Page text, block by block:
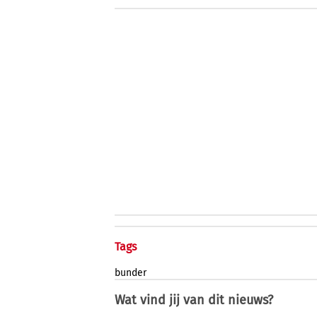
Tags
bunder
Wat vind jij van dit nieuws?